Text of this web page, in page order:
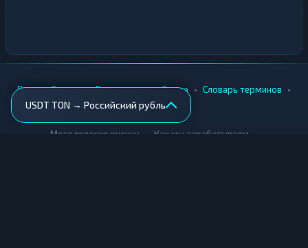
USDT TON → Российский рубль
Вики • Города • Безопасность обмена • Словарь терминов •
AML-проверка
Методология оценки Как мы зарабатываем